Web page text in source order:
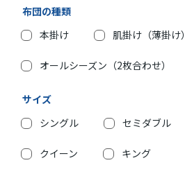
布団の種類
本掛け
肌掛け（薄掛け）
オールシーズン（2枚合わせ）
サイズ
シングル
セミダブル
クイーン キング